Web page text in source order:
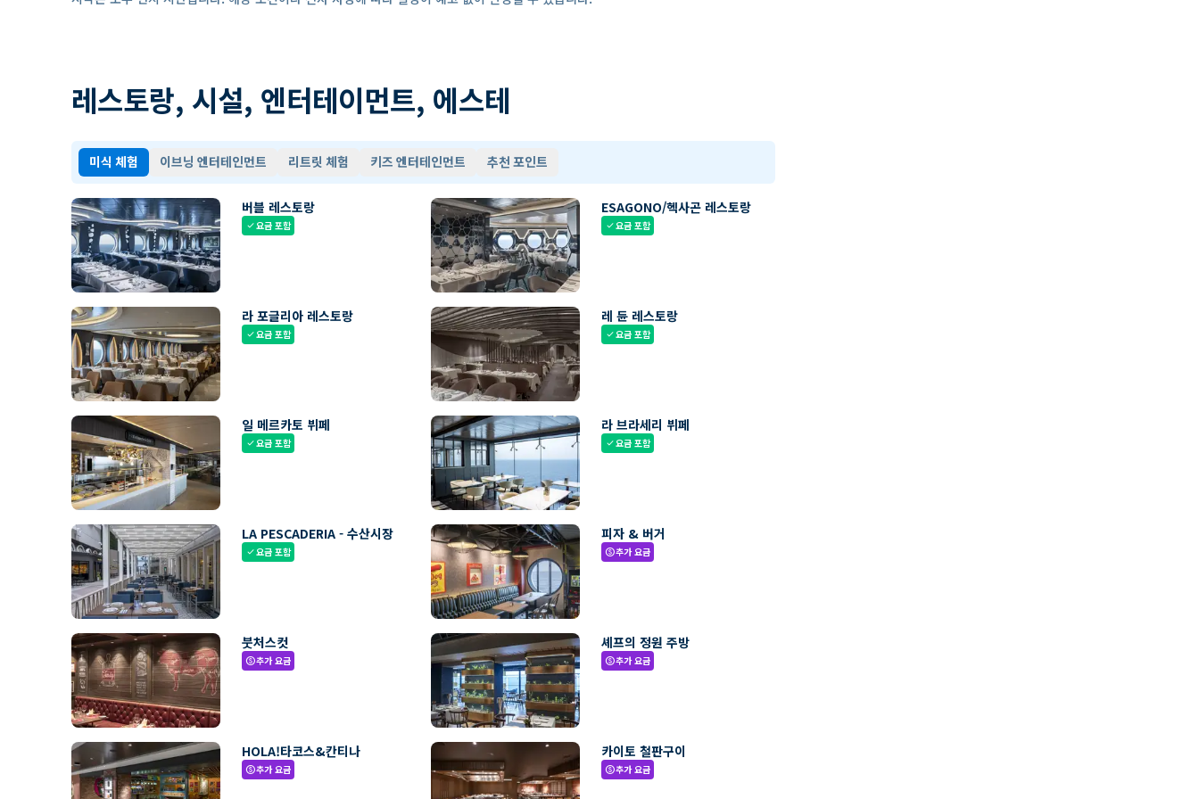
레스토랑, 시설, 엔터테이먼트, 에스테
미식 체험 이브닝 엔터테인먼트 리트릿 체험 키즈 엔터테인먼트 추천 포인트
버블 레스토랑
check요금 포함
ESAGONO/헥사곤 레스토랑
check요금 포함
라 포글리아 레스토랑
check요금 포함
레 듄 레스토랑
check요금 포함
일 메르카토 뷔페
check요금 포함
라 브라세리 뷔페
check요금 포함
LA PESCADERIA - 수산시장
check요금 포함
피자 & 버거
paid추가 요금
붓처스컷
paid추가 요금
셰프의 정원 주방
paid추가 요금
HOLA!타코스&칸티나
paid추가 요금
카이토 철판구이
paid추가 요금